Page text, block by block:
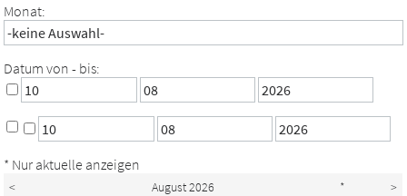
Monat:
Datum von - bis:
* Nur aktuelle anzeigen
< August 2026 *
>